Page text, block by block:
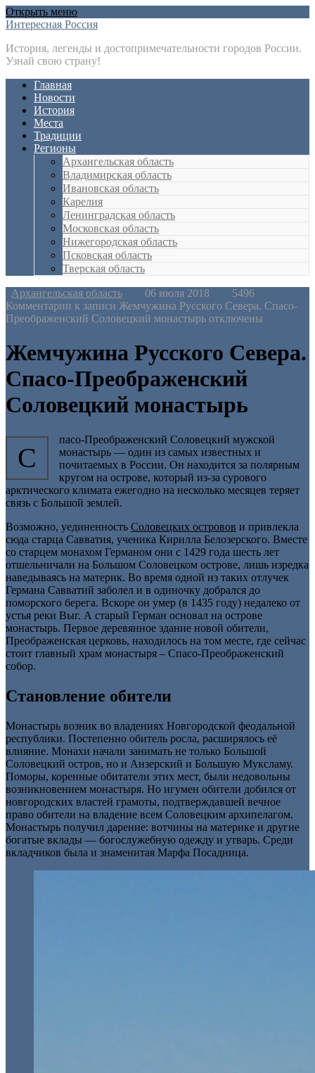
Открыть меню
Интересная Россия
История, легенды и достопримечательности городов России.
Узнай свою страну!
Главная
Новости
История
Места
Традиции
Регионы
Архангельская область
Владимирская область
Ивановская область
Карелия
Ленинградская область
Московская область
Нижегородская область
Псковская область
Тверская область
Архангельская область 06 июля 2018
5496
Комментарии к записи Жемчужина Русского Севера. Спасо-
Преображенский Соловецкий монастырь отключены
Жемчужина Русского Севера.
Спасо-Преображенский
Соловецкий монастырь
С
пасо-Преображенский Соловецкий мужской
монастырь — один из самых известных и
почитаемых в России. Он находится за полярным
кругом на острове, который из-за сурового
арктического климата ежегодно на несколько месяцев теряет
связь с Большой землей.
Возможно, уединенность Соловецких островов и привлекла
сюда старца Савватия, ученика Кирилла Белозерского. Вместе
со старцем монахом Германом они с 1429 года шесть лет
отшельничали на Большом Соловецком острове, лишь изредка
наведываясь на материк. Во время одной из таких отлучек
Германа Савватий заболел и в одиночку добрался до
поморского берега. Вскоре он умер (в 1435 году) недалеко от
устья реки Выг. А старый Герман основал на острове
монастырь. Первое деревянное здание новой обители,
Преображенская церковь, находилось на том месте, где сейчас
стоит главный храм монастыря – Спасо-Преображенский
собор.
Становление обители
Монастырь возник во владениях Новгородской феодальной
республики. Постепенно обитель росла, расширялось её
влияние. Монахи начали занимать не только Большой
Соловецкий остров, но и Анзерский и Большую Муксламу.
Поморы, коренные обитатели этих мест, были недовольны
возникновением монастыря. Но игумен обители добился от
новгородских властей грамоты, подтверждавшей вечное
право обители на владение всем Соловецким архипелагом.
Монастырь получил дарение: вотчины на материке и другие
богатые вклады — богослужебную одежду и утварь. Среди
вкладчиков была и знаменитая Марфа Посадница.